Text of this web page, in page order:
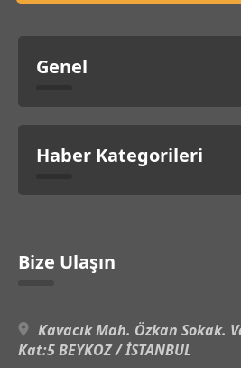
Genel
Haber Kategorileri
Bize Ulaşın
Kavacık Mah. Özkan Sokak.
Kat:5 BEYKOZ / İSTANBUL